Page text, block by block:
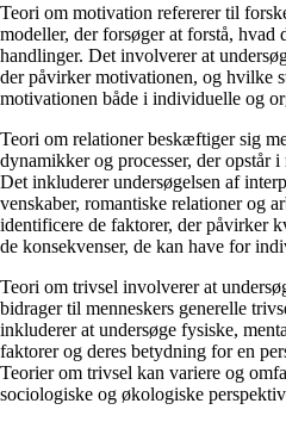
Teori om motivation refererer til
modeller, der forsøger at forstå,
handlinger. Det involverer at
der påvirker motivationen, og hvilke
motivationen både i individuelle og
Teori om relationer beskæftiger sig
dynamikker og processer, der opstår
Det inkluderer undersøgelsen af
venskaber, romantiske relationer og
identificere de faktorer, der påvirker
de konsekvenser, de kan have for
Teori om trivsel involverer at
bidrager til menneskers generelle
inkluderer at undersøge fysiske,
faktorer og deres betydning for en
Teorier om trivsel kan variere og
sociologiske og økologiske